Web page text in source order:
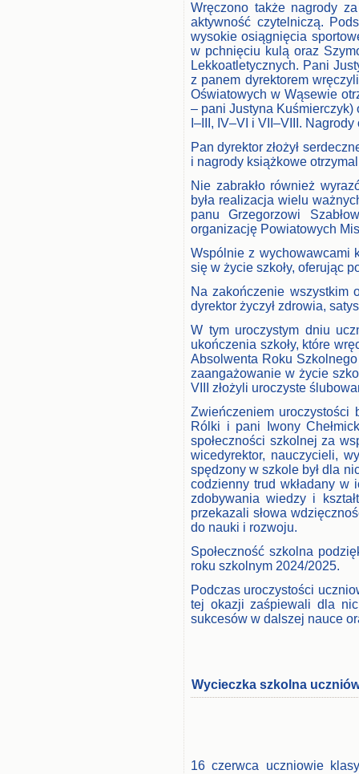
Wręczono także nagrody
aktywność czytelniczą.
wysokie osiągnięcia
w pchnięciu kulą oraz
Lekkoatletycznych. Pani
z panem dyrektorem
Oświatowych w Wąsewie
– pani Justyna
I–III, IV–VI i VII–VIII.
Pan dyrektor złożył
i nagrody książkowe
Nie zabrakło również
była realizacja wielu
panu Grzegorzowi
organizację Powiatowych
Wspólnie z wychowawcami
się w życie szkoły, oferując
Na zakończenie wszystkim
dyrektor życzył zdrowia,
W tym uroczystym dniu
ukończenia szkoły, które
Absolwenta Roku
zaangażowanie w życie
VIII złożyli uroczyste
Zwieńczeniem uroczystości
Rólki i pani Iwony
społeczności szkolnej za
wicedyrektor, nauczycieli,
spędzony w szkole był dla
codzienny trud wkładany
zdobywania wiedzy i
przekazali słowa
do nauki i rozwoju.
Społeczność szkolna
roku szkolnym 2024/2025.
Podczas uroczystości
tej okazji zaśpiewali dla
sukcesów w dalszej nauce
Wycieczka szkolna
16 czerwca uczniowie